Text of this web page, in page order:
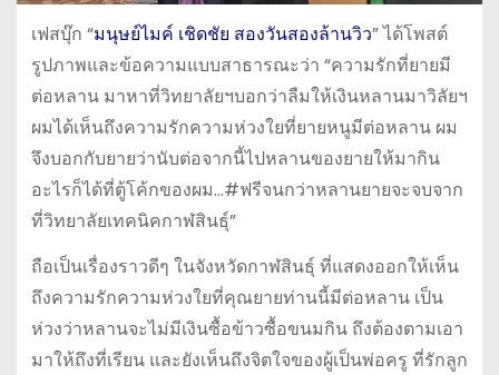
เฟสบุ๊ก “มนุษย์ไมค์ เชิดชัย สองวันสองล้านวิว” ได้โพสต์
รูปภาพและข้อความแบบสาธารณะว่า “ความรักที่ยายมี
ต่อหลาน มาหาที่วิทยาลัยฯบอกว่าลืมให้เงินหลานมาวิลัยฯ
ผมได้เห็นถึงความรักความห่วงใยที่ยายหนูมีต่อหลาน ผม
จึงบอกกับยายว่านับต่อจากนี้ไปหลานของยายให้มากิน
อะไรก็ได้ที่ตู้โค้กของผม…#ฟรีจนกว่าหลานยายจะจบจาก
ที่วิทยาลัยเทคนิคกาฬสินธุ์”
ถือเป็นเรื่องราวดีๆ ในจังหวัดกาฬสินธุ์ ที่แสดงออกให้เห็น
ถึงความรักความห่วงใยที่คุณยายท่านนี้มีต่อหลาน เป็น
ห่วงว่าหลานจะไม่มีเงินซื้อข้าวซื้อขนมกิน ถึงต้องตามเอา
มาให้ถึงที่เรียน และยังเห็นถึงจิตใจของผู้เป็นพ่อครู ที่รักลูก